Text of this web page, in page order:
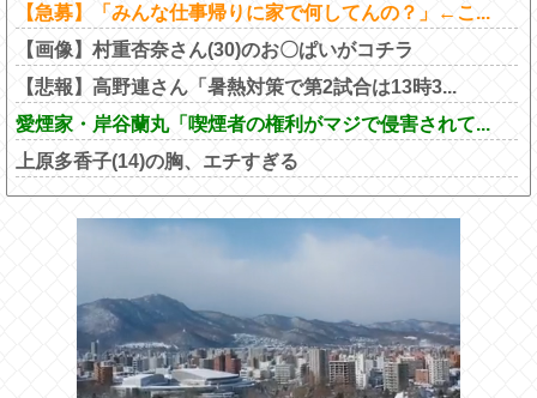
【急募】「みんな仕事帰りに家で何してんの？」←こ...
【画像】村重杏奈さん(30)のお〇ぱいがコチラ
【悲報】高野連さん「暑熱対策で第2試合は13時3...
愛煙家・岸谷蘭丸「喫煙者の権利がマジで侵害されて...
上原多香子(14)の胸、エチすぎる